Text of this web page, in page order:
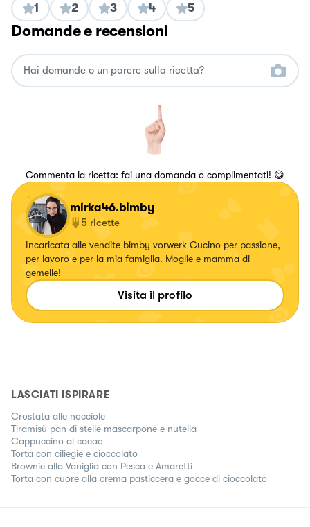
1 2 3 4 5
Domande e recensioni
Commenta la ricetta: fai una domanda o complimentati! 😋
mirka46.bimby
5 ricette
Incaricata alle vendite bimby vorwerk Cucino per passione,
per lavoro e per la mia famiglia. Moglie e mamma di
gemelle!
Visita il profilo
LASCIATI ISPIRARE
Crostata alle nocciole
Tiramisù pan di stelle mascarpone e nutella
Cappuccino al cacao
Torta con ciliegie e cioccolato
Brownie alla Vaniglia con Pesca e Amaretti
Torta con cuore alla crema pasticcera e gocce di cioccolato